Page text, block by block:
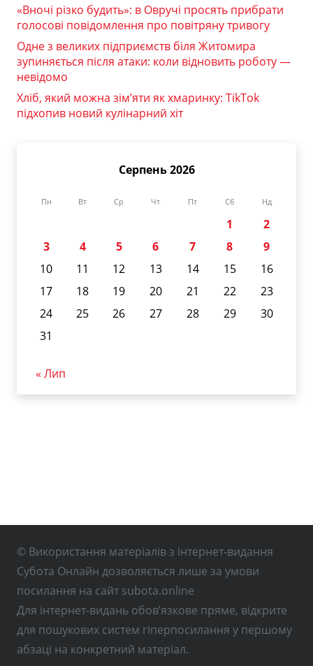
«Вночі різко будить»: в Овручі просять прибрати
голосові повідомлення про повітряну тривогу
Одне з великих підприємств біля Житомира
зупиняється після атаки: коли відновить роботу —
невідомо
Хліб, який можна зім’яти як хмаринку: TikTok
підхопив новий кулінарний хіт
Серпень 2026
Пн Вт Ср Чт Пт Сб Нд
1
2
3
4 5 6 7 8
9
10
11 12 13 14 15
16
17
18 19 20 21 22
23
24
25 26 27 28 29
30
31
« Лип
© Використання матеріалів з інтернет-видання
Субота Онлайн дозволяється лише за умови
посилання на сайт subota.online
Для інтернет-видань обов’язкове пряме, відкрите
для пошукових систем гіперпосилання у першому
абзаці на конкретний матеріал.